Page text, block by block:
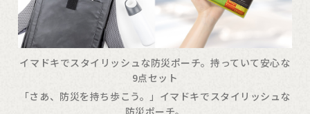
イマドキでスタイリッシュな防災ポーチ。持っていて安心な
9点セット
「さあ、防災を持ち歩こう。」イマドキでスタイリッシュな
防災ポーチ。